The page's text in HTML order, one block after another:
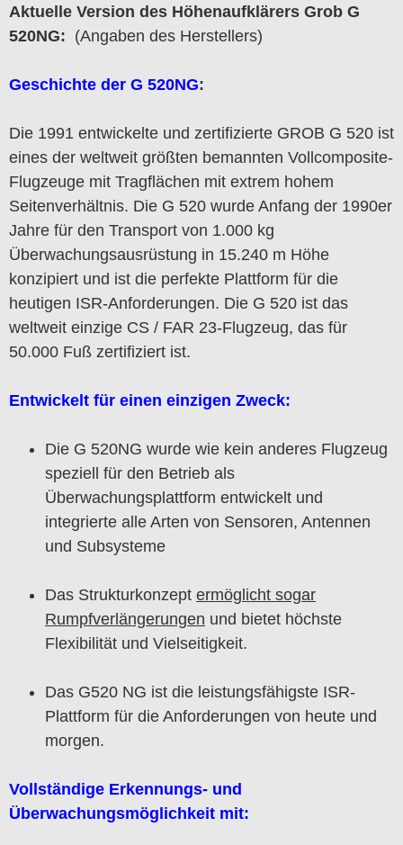
Aktuelle Version des Höhenaufklärers Grob G
520NG: (Angaben des Herstellers)
Geschichte der G 520NG:
Die 1991 entwickelte und zertifizierte GROB G 520 ist
eines der weltweit größten bemannten Vollcomposite-
Flugzeuge mit Tragflächen mit extrem hohem
Seitenverhältnis. Die G 520 wurde Anfang der 1990er
Jahre für den Transport von 1.000 kg
Überwachungsausrüstung in 15.240 m Höhe
konzipiert und ist die perfekte Plattform für die
heutigen ISR-Anforderungen. Die G 520 ist das
weltweit einzige CS / FAR 23-Flugzeug, das für
50.000 Fuß zertifiziert ist.
Entwickelt für einen einzigen Zweck:
Die G 520NG wurde wie kein anderes Flugzeug
speziell für den Betrieb als
Überwachungsplattform entwickelt und
integrierte alle Arten von Sensoren, Antennen
und Subsysteme
Das Strukturkonzept ermöglicht sogar
Rumpfverlängerungen und bietet höchste
Flexibilität und Vielseitigkeit.
Das G520 NG ist die leistungsfähigste ISR-
Plattform für die Anforderungen von heute und
morgen.
Vollständige Erkennungs- und
Überwachungsmöglichkeit mit: